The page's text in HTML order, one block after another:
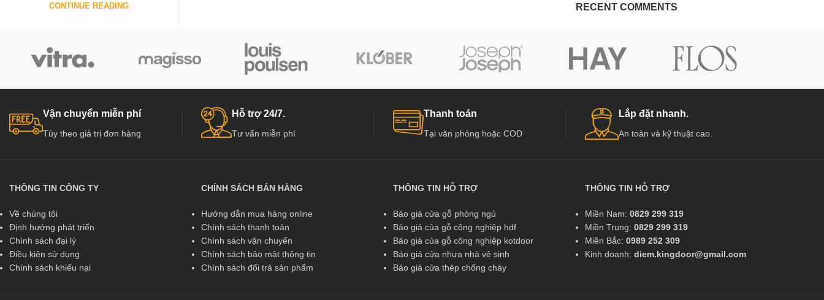
CONTINUE READING RECENT COMMENTS
Vận chuyển miễn phí
Tùy theo giá trị đơn hàng
Hỗ trợ 24/7.
Tư vấn miễn phí
Thanh toán
Tại văn phòng hoặc COD
Lắp đặt nhanh.
An toàn và kỹ thuật cao.
THÔNG TIN CÔNG TY
Về chúng tôi
Định hướng phát triển
Chính sách đại lý
Điều kiện sử dụng
Chính sách khiếu nại
CHÍNH SÁCH BÁN HÀNG
Hướng dẫn mua hàng online
Chính sách thanh toán
Chính sách vận chuyển
Chính sách bảo mật thông tin
Chính sách đổi trả sản phẩm
THÔNG TIN HỖ TRỢ
Báo giá cửa gỗ phòng ngủ
Báo giá của gỗ công nghiệp hdf
Báo giá của gỗ công nghiệp kotdoor
Báo giá cửa nhựa nhà vệ sinh
Báo giá cửa thép chống cháy
THÔNG TIN HỖ TRỢ
Miền Nam: 0829 299 319
Miền Trung: 0829 299 319
Miền Bắc: 0989 252 309
Kinh doanh: diem.kingdoor@gmail.com